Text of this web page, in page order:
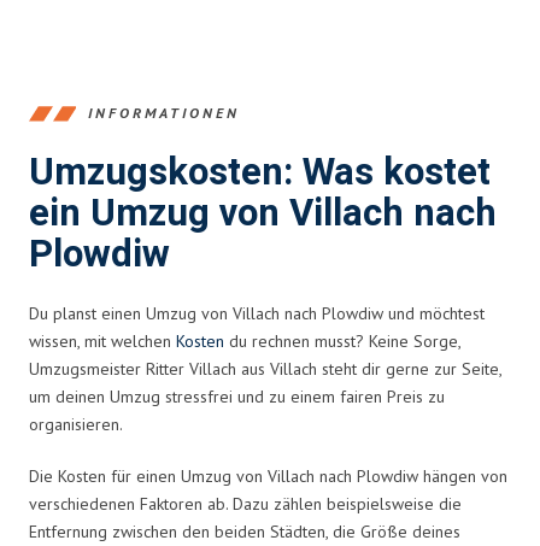
INFORMATIONEN
Umzugskosten: Was kostet
ein Umzug von Villach nach
Plowdiw
Du planst einen Umzug von Villach nach Plowdiw und möchtest
wissen, mit welchen Kosten du rechnen musst? Keine Sorge,
Umzugsmeister Ritter Villach aus Villach steht dir gerne zur Seite,
um deinen Umzug stressfrei und zu einem fairen Preis zu
organisieren.
Die Kosten für einen Umzug von Villach nach Plowdiw hängen von
verschiedenen Faktoren ab. Dazu zählen beispielsweise die
Entfernung zwischen den beiden Städten, die Größe deines